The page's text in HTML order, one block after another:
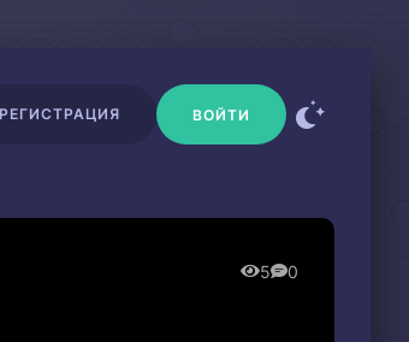
РЕГИСТРАЦИЯ ВОЙТИ
5 0